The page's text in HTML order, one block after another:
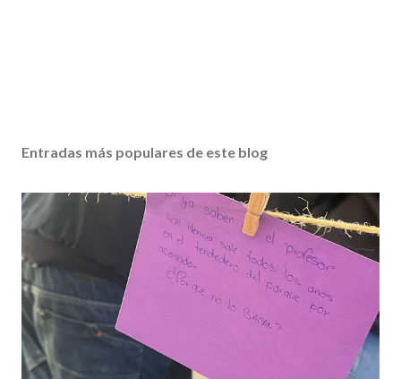
Entradas más populares de este blog